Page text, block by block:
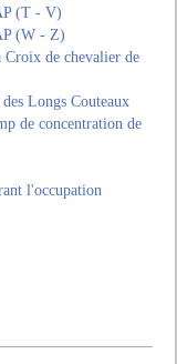
(T - V)
(W - Z)
Croix de chevalier de
Longs Couteaux
de concentration de
l'occupation